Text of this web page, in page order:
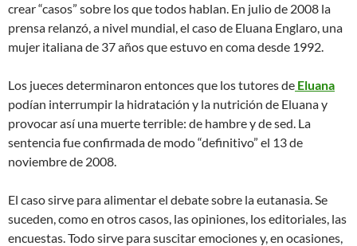
crear “casos” sobre los que todos hablan. En julio de 2008 la
prensa relanzó, a nivel mundial, el caso de Eluana Englaro, una
mujer italiana de 37 años que estuvo en coma desde 1992.
Los jueces determinaron entonces que los tutores de Eluana
podían interrumpir la hidratación y la nutrición de Eluana y
provocar así una muerte terrible: de hambre y de sed. La
sentencia fue confirmada de modo “definitivo” el 13 de
noviembre de 2008.
El caso sirve para alimentar el debate sobre la eutanasia. Se
suceden, como en otros casos, las opiniones, los editoriales, las
encuestas. Todo sirve para suscitar emociones y, en ocasiones,